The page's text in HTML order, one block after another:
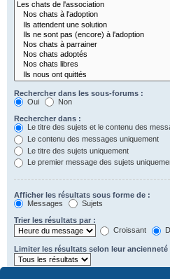
Rechercher dans les sous-forums :
Oui
Non
Rechercher dans :
Le titre des sujets et le contenu des
Le contenu des messages uniquement
Le titre des sujets uniquement
Le premier message des sujets
Afficher les résultats sous forme de :
Messages
Sujets
Trier les résultats par :
Croissant
Limiter les résultats selon leur ancienneté